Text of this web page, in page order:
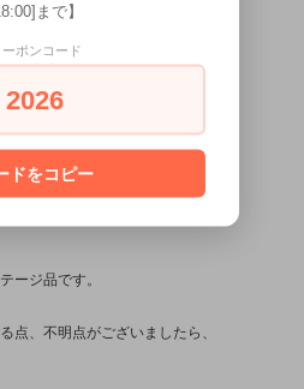
、作り自体に
る商品です。
ございます。
見えます))
います。
ございます。
ージ品です。
点、不明点がございましたら、
まで】
ーポンコード
2026
ドをコピー